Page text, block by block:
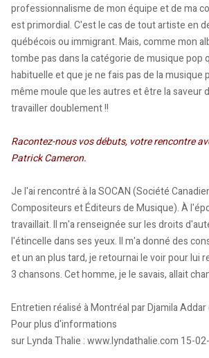
professionnalisme de mon équipe et de ma
est primordial. C'est le cas de tout artiste en
québécois ou immigrant. Mais, comme mon
tombe pas dans la catégorie de musique pop
habituelle et que je ne fais pas de la musique
même moule que les autres et être la saveur
travailler doublement !!
Racontez-nous vos débuts, votre rencontre
Patrick Cameron.
Je l'ai rencontré à la SOCAN (Société
Compositeurs et Éditeurs de Musique). À
travaillait. Il m'a renseignée sur les droits
l'étincelle dans ses yeux. Il m'a donné des
et un an plus tard, je retournai le voir pour lui
3 chansons. Cet homme, je le savais, allait
Entretien réalisé à Montréal par Djamila
Pour plus d'informations
sur Lynda Thalie : www.lyndathalie.com 15-